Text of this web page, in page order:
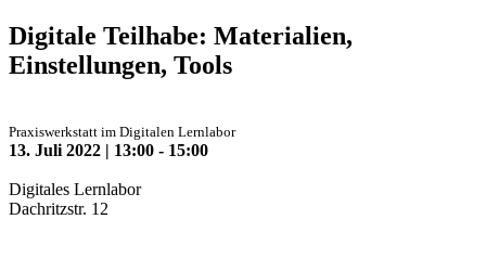
Digitale Teilhabe: Materialien,
Einstellungen, Tools
Praxiswerkstatt im Digitalen Lernlabor
13. Juli 2022 | 13:00 - 15:00
Digitales Lernlabor
Dachritzstr. 12